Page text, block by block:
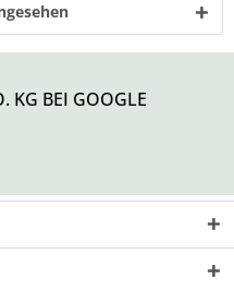
KG BEI GOOGLE